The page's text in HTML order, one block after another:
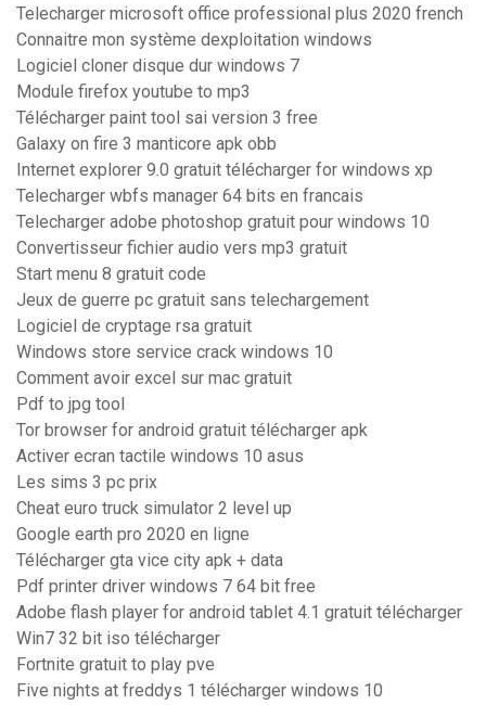
Telecharger microsoft office professional plus 2020 french
Connaitre mon système dexploitation windows
Logiciel cloner disque dur windows 7
Module firefox youtube to mp3
Télécharger paint tool sai version 3 free
Galaxy on fire 3 manticore apk obb
Internet explorer 9.0 gratuit télécharger for windows xp
Telecharger wbfs manager 64 bits en francais
Telecharger adobe photoshop gratuit pour windows 10
Convertisseur fichier audio vers mp3 gratuit
Start menu 8 gratuit code
Jeux de guerre pc gratuit sans telechargement
Logiciel de cryptage rsa gratuit
Windows store service crack windows 10
Comment avoir excel sur mac gratuit
Pdf to jpg tool
Tor browser for android gratuit télécharger apk
Activer ecran tactile windows 10 asus
Les sims 3 pc prix
Cheat euro truck simulator 2 level up
Google earth pro 2020 en ligne
Télécharger gta vice city apk + data
Pdf printer driver windows 7 64 bit free
Adobe flash player for android tablet 4.1 gratuit télécharger
Win7 32 bit iso télécharger
Fortnite gratuit to play pve
Five nights at freddys 1 télécharger windows 10